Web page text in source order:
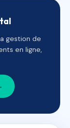
gestion de
en ligne,